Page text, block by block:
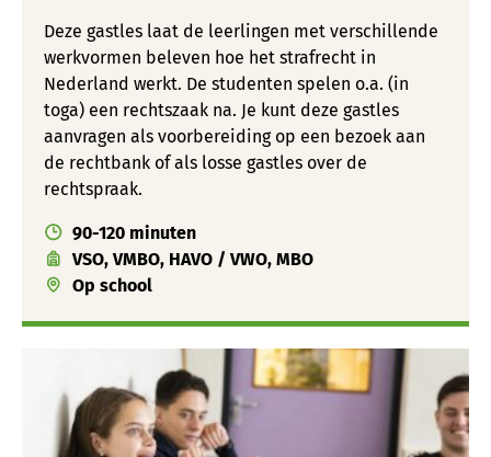
Deze gastles laat de leerlingen met verschillende
werkvormen beleven hoe het strafrecht in
Nederland werkt. De studenten spelen o.a. (in
toga) een rechtszaak na. Je kunt deze gastles
aanvragen als voorbereiding op een bezoek aan
de rechtbank of als losse gastles over de
rechtspraak.
90-120 minuten
VSO, VMBO, HAVO / VWO, MBO
Op school